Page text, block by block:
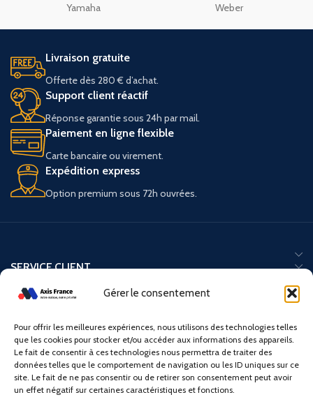
Gérer le consentement
Pour offrir les meilleures expériences, nous utilisons des technologies telles
que les cookies pour stocker et/ou accéder aux informations des appareils.
Le fait de consentir à ces technologies nous permettra de traiter des
données telles que le comportement de navigation ou les ID uniques sur ce
site. Le fait de ne pas consentir ou de retirer son consentement peut avoir
un effet négatif sur certaines caractéristiques et fonctions.
Type de panneau : IPS
Luminosité : 300 cd-m²
(dynamique)
Yamaha Weber
Livraison gratuite
Offerte dès 280 € d’achat.
Support client réactif
Réponse garantie sous 24h par mail.
Paiement en ligne flexible
Carte bancaire ou virement.
Expédition express
Option premium sous 72h ouvrées.
SERVICE CLIENT
DISPONIBLE SUR
Paiement sécurisé :
Nos partenaires logistiques :